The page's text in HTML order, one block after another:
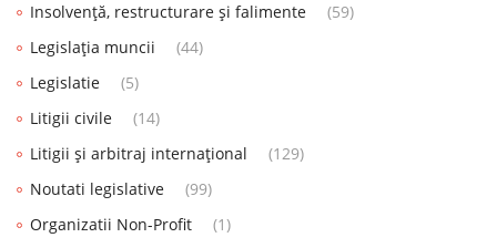
Insolvență, restructurare și falimente
(59)
Legislația muncii
(44)
Legislatie
(5)
Litigii civile
(14)
Litigii și arbitraj internațional
(129)
Noutati legislative
(99)
Organizatii Non-Profit
(1)